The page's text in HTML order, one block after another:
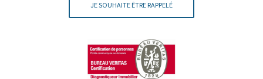
JE SOUHAITE ÊTRE RAPPELÉ